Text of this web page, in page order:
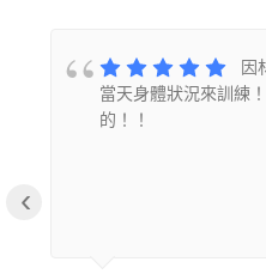
因
當天身體狀況來訓練
的！！
‹